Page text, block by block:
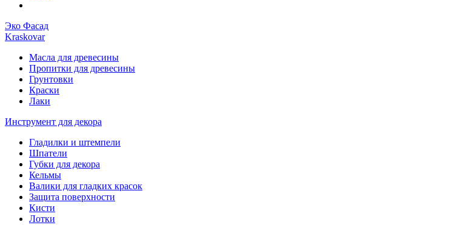
Эко Фасад
Kraskovar
Масла для древесины
Пропитки для древесины
Грунтовки
Краски
Лаки
Инструмент для декора
Гладилки и штемпели
Шпатели
Губки для декора
Кельмы
Валики для гладких красок
Защита поверхности
Кисти
Лотки